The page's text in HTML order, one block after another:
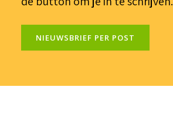
NIEUWSBRIEF PER POST